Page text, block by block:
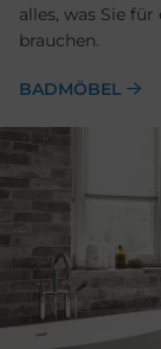
alles, was Sie
brauchen.
BADMÖBEL